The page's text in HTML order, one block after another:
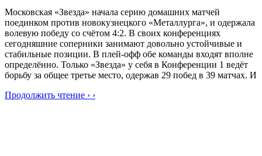
Московская «Звезда» начала серию домашних матчей
поединком против новокузнецкого «Металлурга», и одержала
волевую победу со счётом 4:2. В своих конференциях
сегодняшние соперники занимают довольно устойчивые и
стабильные позиции. В плей-офф обе команды входят вполне
определённо. Только «Звезда» у себя в Конференции 1 ведёт
борьбу за общее третье место, одержав 29 побед в 39 матчах. И
Продолжить чтение › ›